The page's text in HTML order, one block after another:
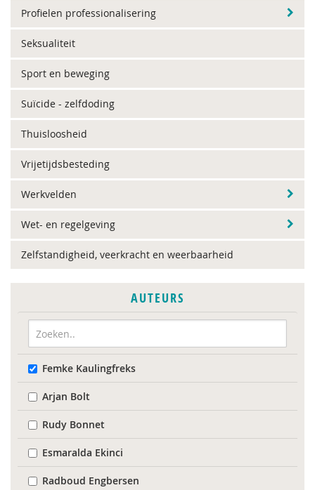
Profielen professionalisering
Seksualiteit
Sport en beweging
Suïcide - zelfdoding
Thuisloosheid
Vrijetijdsbesteding
Werkvelden
Wet- en regelgeving
Zelfstandigheid, veerkracht en weerbaarheid
AUTEURS
Femke Kaulingfreks
Arjan Bolt
Rudy Bonnet
Esmaralda Ekinci
Radboud Engbersen